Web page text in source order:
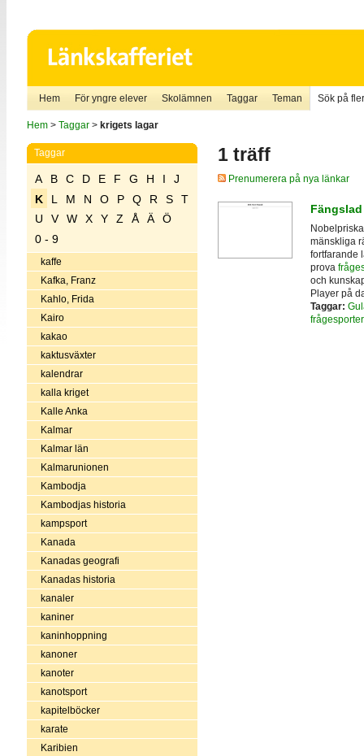
Hem För yngre elever Skolämnen Taggar Teman Sök på
Hem> Taggar> krigets lagar
Taggar
A B C D E F G H I
J
K
L M N O P Q R S
T
U
V W X Y Z Å Ä
Ö
0 - 9
kaffe
Kafka, Franz
Kahlo, Frida
Kairo
kakao
kaktusväxter
kalendrar
kalla kriget
Kalle Anka
Kalmar
Kalmar län
Kalmarunionen
Kambodja
Kambodjas historia
kampsport
Kanada
Kanadas geografi
Kanadas historia
kanaler
kaniner
kaninhoppning
kanoner
kanoter
kanotsport
kapitelböcker
karate
Karibien
1 träff
Prenumerera på nya länkar
mänskliga
fortfarande
prova
och
Player på
Taggar:
frågesporter